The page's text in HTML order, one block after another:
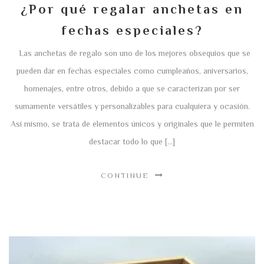
¿Por qué regalar anchetas en
fechas especiales?
Las anchetas de regalo son uno de los mejores obsequios que se
pueden dar en fechas especiales como cumpleaños, aniversarios,
homenajes, entre otros, debido a que se caracterizan por ser
sumamente versátiles y personalizables para cualquiera y ocasión.
Así mismo, se trata de elementos únicos y originales que le permiten
destacar todo lo que […]
CONTINUE